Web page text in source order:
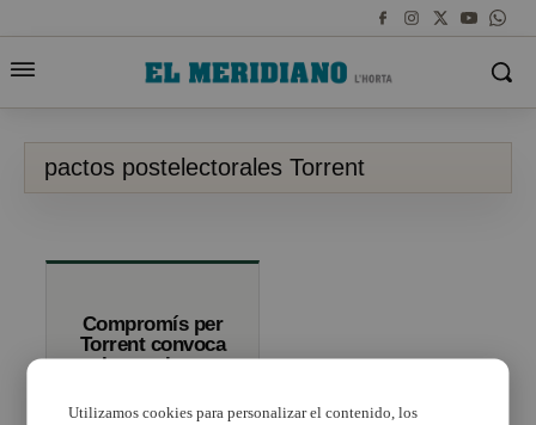
pactos postelectorales Torrent
Compromís per
Torrent convoca
a los vecinos a
Abierta de
Utilizamos cookies para personalizar el contenido, los